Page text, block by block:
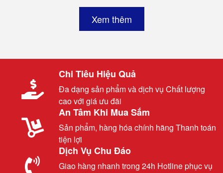
Xem thêm
Chi Tiêu Hiệu Quả
Đa dạng sản phẩm và dịch vụ Chất lượng
cao với giá ưu đãi
An Tâm Khi Mua Sắm
Sản phẩm, hàng hóa chính hãng Thanh toán
tiện lợi
Dịch Vụ Chu Đáo
Giao hàng nhanh trong 24h Hotline phục vụ